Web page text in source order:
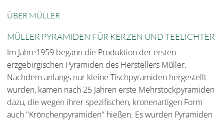
ÜBER MÜLLER
MÜLLER PYRAMIDEN FÜR KERZEN UND TEELICHTER
Im Jahre1959 begann die Produktion der ersten
erzgebirgischen Pyramiden des Herstellers Müller.
Nachdem anfangs nur kleine Tischpyramiden hergestellt
wurden, kamen nach 25 Jahren erste Mehrstockpyramiden
dazu, die wegen ihrer spezifischen, kronenartigen Form
auch "Krönchenpyramiden" hießen. Es wurden Pyramiden